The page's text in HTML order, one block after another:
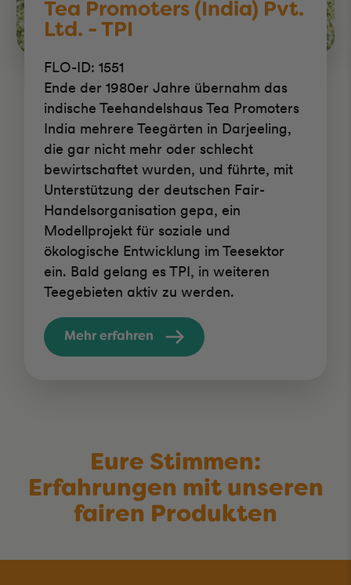
Tea Promoters (India) Pvt.
Ltd. - TPI
FLO-ID: 1551
Ende der 1980er Jahre übernahm das
indische Teehandelshaus Tea Promoters
India mehrere Teegärten in Darjeeling,
die gar nicht mehr oder schlecht
bewirtschaftet wurden, und führte, mit
Unterstützung der deutschen Fair-
Handelsorganisation gepa, ein
Modellprojekt für soziale und
ökologische Entwicklung im Teesektor
ein. Bald gelang es TPI, in weiteren
Teegebieten aktiv zu werden.
Mehr erfahren
Eure Stimmen:
Erfahrungen mit unseren
fairen Produkten